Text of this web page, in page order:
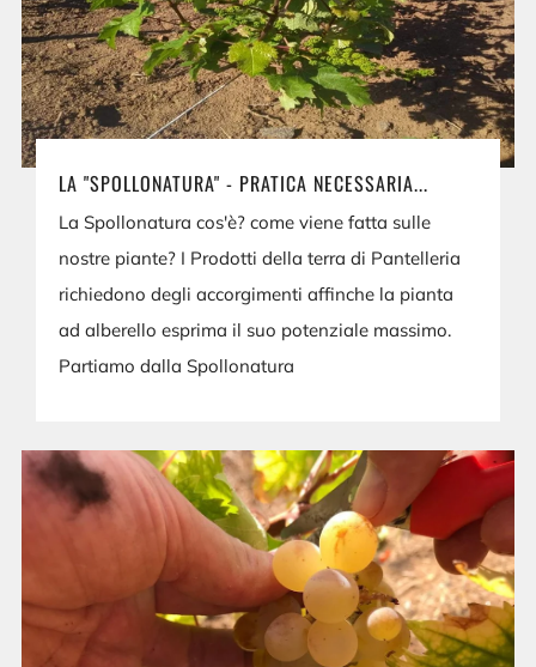
LA "SPOLLONATURA" - PRATICA NECESSARIA...
La Spollonatura cos'è? come viene fatta sulle
nostre piante? I Prodotti della terra di Pantelleria
richiedono degli accorgimenti affinche la pianta
ad alberello esprima il suo potenziale massimo.
Partiamo dalla Spollonatura